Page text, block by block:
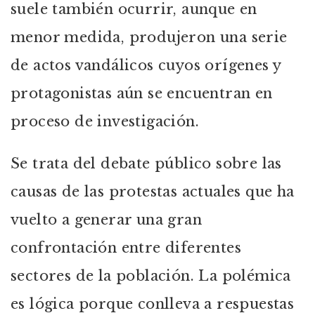
suele también ocurrir, aunque en
menor medida, produjeron una serie
de actos vandálicos cuyos orígenes y
protagonistas aún se encuentran en
proceso de investigación.
Se trata del debate público sobre las
causas de las protestas actuales que ha
vuelto a generar una gran
confrontación entre diferentes
sectores de la población. La polémica
es lógica porque conlleva a respuestas